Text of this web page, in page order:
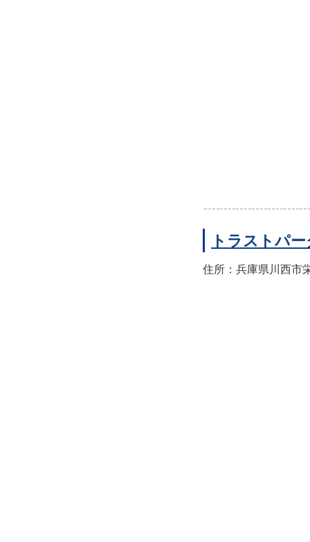
トラストパ
住所：兵庫県川西市